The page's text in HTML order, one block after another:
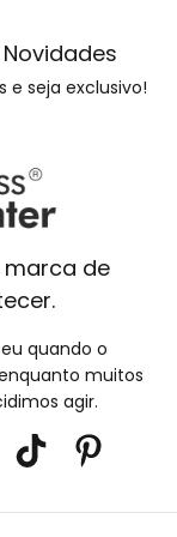
e seja exclusivo!
marca de
quando o
muitos
agir.